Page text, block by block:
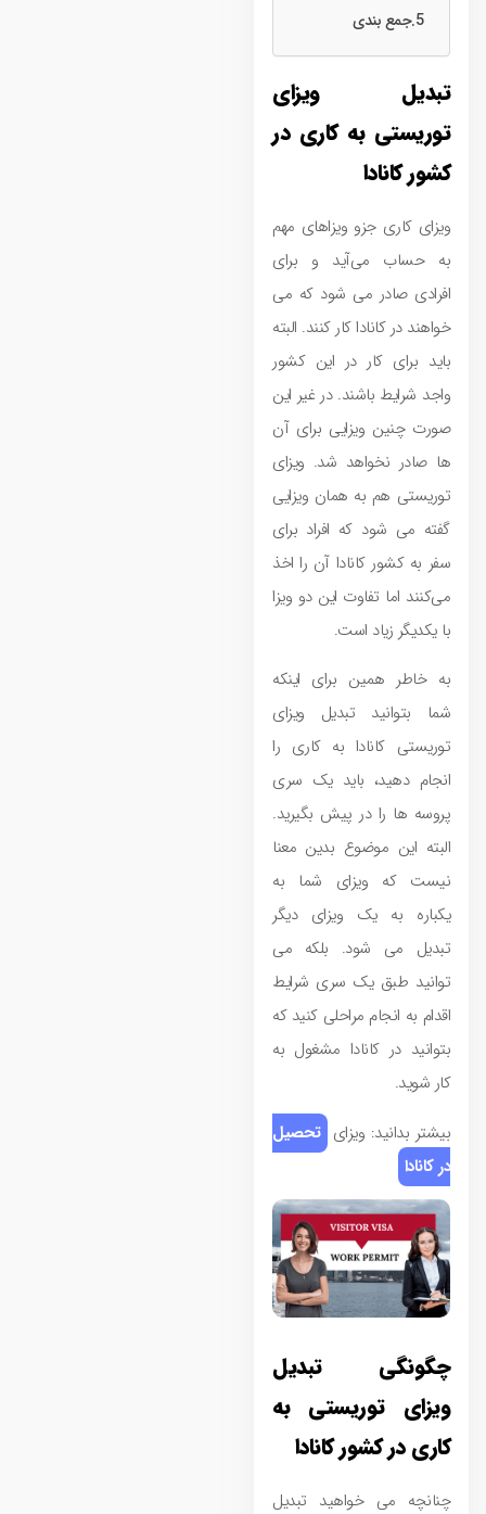
جمع‌ بندی
تبدیل ویزای
توریستی به کاری در
کشور کانادا
ویزای کاری جزو ویزاهای مهم
به حساب می‌آید و برای
افرادی صادر می ‌شود که می
‌خواهند در کانادا کار کنند. البته
باید برای کار در این کشور
واجد شرایط باشند. در غیر این
صورت چنین ویزایی برای آن
ها صادر نخواهد شد. ویزای
توریستی هم به همان ویزایی
گفته می ‌شود که افراد برای
سفر به کشور کانادا آن را اخذ
می‌کنند اما تفاوت این دو ویزا
با یکدیگر زیاد است.
به خاطر همین برای اینکه
شما بتوانید تبدیل ویزای
توریستی کانادا به کاری را
انجام دهید، باید یک سری
پروسه‌ ها را در پیش بگیرید.
البته این موضوع بدین معنا
نیست که ویزای شما به
یکباره به یک ویزای دیگر
تبدیل می ‌شود. بلکه می‌
توانید طبق یک سری شرایط
اقدام به انجام مراحلی کنید که
بتوانید در کانادا مشغول به
کار شوید.
بیشتر بدانید: ویزای تحصیل
در کانادا
چگونگی تبدیل
ویزای توریستی به
کاری در کشور کانادا
چنانچه می‌ خواهید تبدیل